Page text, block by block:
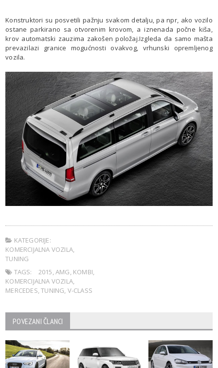
Konstruktori su posvetili pažnju svakom detalju, pa npr, ako vozilo
ostane parkirano sa otvorenim krovom, a iznenada počne kiša,
krov automatski zauzima zakošen položaj.Izgleda da samo mašta
prevazilazi granice mogućnosti ovakvog, vrhunski opremljenog
vozila.
KATEGORIJE:
KOMERCIJALNA VOZILA,
TUNING
TAGS:
2015,AMG, KOMBI,
KOMERCIJALNA VOZILA,
MERCEDES,TUNING, V-CLASS
POVEZANI ČLANCI